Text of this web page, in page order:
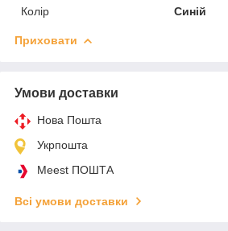
Колір
Синій
Приховати
Умови доставки
Нова Пошта
Укрпошта
Meest ПОШТА
Всі умови доставки